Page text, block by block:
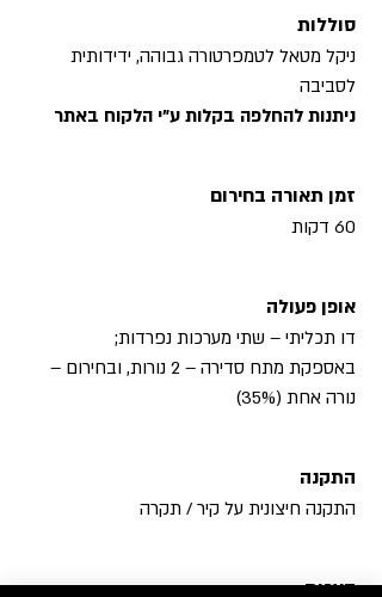
סוללות
ניקל מטאל לטמפרטורה גבוהה, ידידותית
לסביבה
ניתנות להחלפה בקלות ע"י הלקוח באתר
זמן תאורה בחירום
60 דקות
אופן פעולה
דו תכליתי – שתי מערכות נפרדות;
באספקת מתח סדירה – 2 נורות, ובחירום –
נורה אחת (35%)
התקנה
התקנה חיצונית על קיר / תקרה
הערות